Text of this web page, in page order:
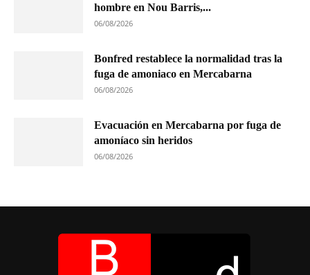
hombre en Nou Barris,...
06/08/2026
Bonfred restablece la normalidad tras la
fuga de amoniaco en Mercabarna
06/08/2026
Evacuación en Mercabarna por fuga de
amoníaco sin heridos
06/08/2026